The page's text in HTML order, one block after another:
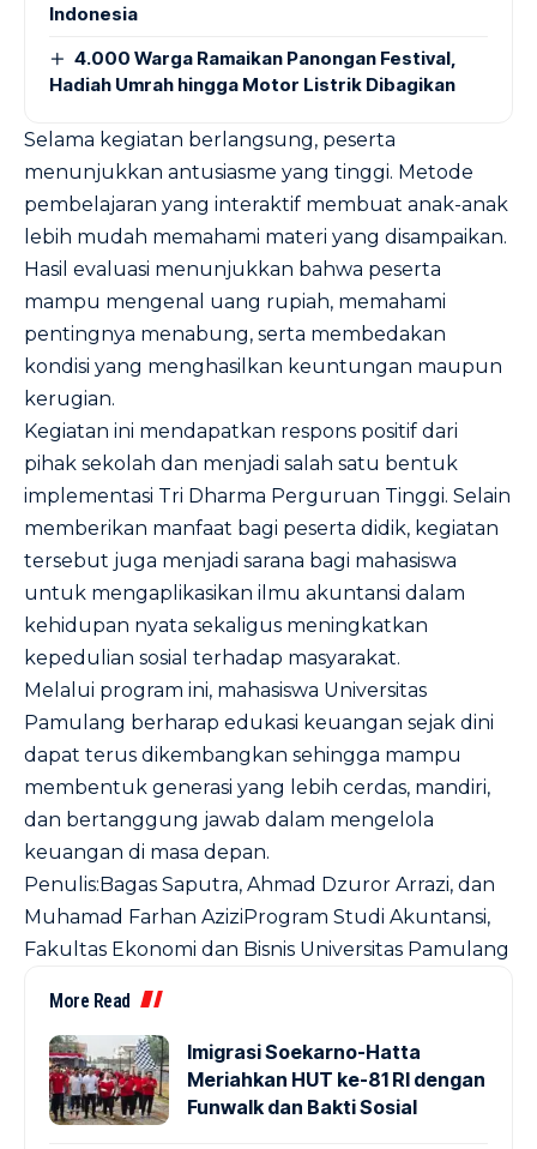
Indonesia
4.000 Warga Ramaikan Panongan Festival,
Hadiah Umrah hingga Motor Listrik Dibagikan
Selama kegiatan berlangsung, peserta
menunjukkan antusiasme yang tinggi. Metode
pembelajaran yang interaktif membuat anak-anak
lebih mudah memahami materi yang disampaikan.
Hasil evaluasi menunjukkan bahwa peserta
mampu mengenal uang rupiah, memahami
pentingnya menabung, serta membedakan
kondisi yang menghasilkan keuntungan maupun
kerugian.
Kegiatan ini mendapatkan respons positif dari
pihak sekolah dan menjadi salah satu bentuk
implementasi Tri Dharma Perguruan Tinggi. Selain
memberikan manfaat bagi peserta didik, kegiatan
tersebut juga menjadi sarana bagi mahasiswa
untuk mengaplikasikan ilmu akuntansi dalam
kehidupan nyata sekaligus meningkatkan
kepedulian sosial terhadap masyarakat.
Melalui program ini, mahasiswa Universitas
Pamulang berharap edukasi keuangan sejak dini
dapat terus dikembangkan sehingga mampu
membentuk generasi yang lebih cerdas, mandiri,
dan bertanggung jawab dalam mengelola
keuangan di masa depan.
Penulis:Bagas Saputra, Ahmad Dzuror Arrazi, dan
Muhamad Farhan AziziProgram Studi Akuntansi,
Fakultas Ekonomi dan Bisnis Universitas Pamulang
More Read
Imigrasi Soekarno-Hatta
Meriahkan HUT ke-81 RI dengan
Funwalk dan Bakti Sosial